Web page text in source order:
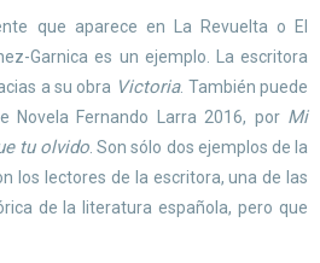
que aparece en La Revuelta o El
Garnica es un ejemplo. La escritora
a su obra Victoria. También puede
Novela Fernando Larra 2016, por Mi
tu olvido . Son sólo dos ejemplos de la
los lectores de la escritora, una de las
de la literatura española, pero que